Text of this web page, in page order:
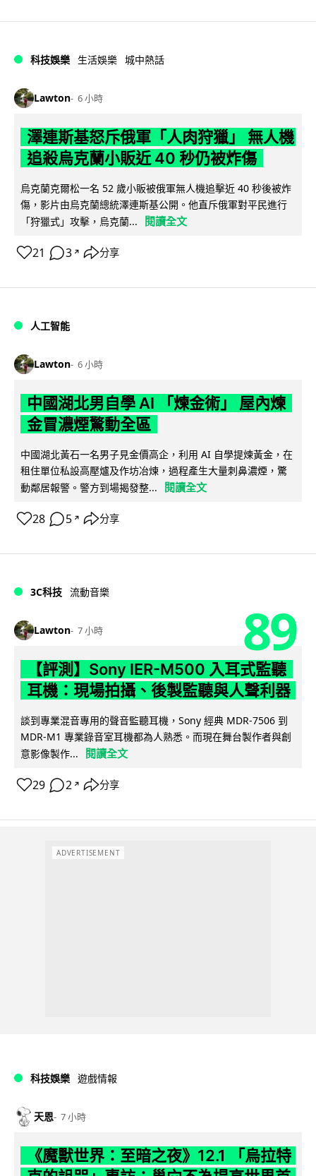
科技娛樂 生活娛樂 城中熱話
Lawton 6 小時
澤連斯基怒斥俄軍「人肉狩獵」 無人機
追殺烏克蘭小販近 40 秒仍被炸傷
烏克蘭克爾松一名 52 歲小販被俄軍無人機追擊近 40 秒後被炸
傷，影片由烏克蘭總統澤連斯基公開。他直斥俄軍對平民進行
「狩獵式」攻擊，烏克蘭...
閱讀全文
21 3 ↗ 分享
人工智能
Lawton 6 小時
中國湖北男自學 AI 「煉金術」 屋內煉
金冒濃煙驚動全區
中國湖北黃石一名男子見金價高企，利用 AI 自學提煉黃金，在
租住單位私設高壓爐及作坊冶煉，過程產生大量刺鼻濃煙，驚
動鄰居報警。警方到場揭發整...
閱讀全文
28 5 ↗ 分享
3C科技 流動音樂
Lawton 7 小時 89
【評測】Sony IER-M500 入耳式監聽
耳機：現場拍攝、後製監聽與人聲利器
談到專業混音專用的聲音監聽耳機，Sony 經典 MDR-7506 到
MDR-M1 專業錄音室耳機都為人熟悉。而現在舞台製作者與創
意影像製作...
閱讀全文
29 2 ↗ 分享
ADVERTISEMENT
科技娛樂 遊戲情報
天恩 7 小時
《魔獸世界：至暗之夜》12.1 「烏拉特